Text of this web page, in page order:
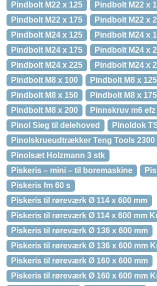
Pindbolt M22 x 125
Pindbolt M22 x
Pindbolt M22 x 175
Pindbolt M22 x
Pindbolt M24 x 125
Pindbolt M24 x
Pindbolt M24 x 175
Pindbolt M24 x
Pindbolt M24 x 225
Pindbolt M24 x
Pindbolt M8 x 100
Pindbolt M8 x 125
Pindbolt M8 x 150
Pindbolt M8 x 175
Pindbolt M8 x 200
Pinnskruv m6
Pinol Sieg til delehoved
Pinoldok
Pinolskrueudtrækker Teng Tools 2300
Pinolsæt Holzmann 3 stk
Piskeris – mini – til boremaskine
Piskeris fm 60 s
Piskeris til røreværk Ø 114 x 600 mm
Piskeris til røreværk Ø 114 x 600 mm
Piskeris til røreværk Ø 136 x 600 mm
Piskeris til røreværk Ø 136 x 600 mm
Piskeris til røreværk Ø 160 x 600 mm
Piskeris til røreværk Ø 160 x 600 mm